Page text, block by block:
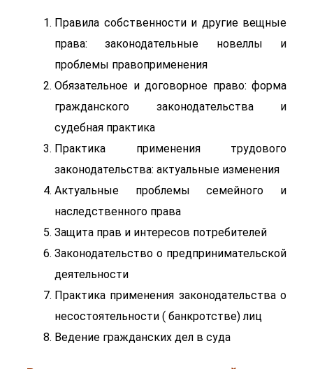
Правила собственности и другие вещные
права: законодательные новеллы и
проблемы правоприменения
Обязательное и договорное право: форма
гражданского законодательства и
судебная практика
Практика применения трудового
законодательства: актуальные изменения
Актуальные проблемы семейного и
наследственного права
Защита прав и интересов потребителей
Законодательство о предпринимательской
деятельности
Практика применения законодательства о
несостоятельности ( банкротстве) лиц
Ведение гражданских дел в суда